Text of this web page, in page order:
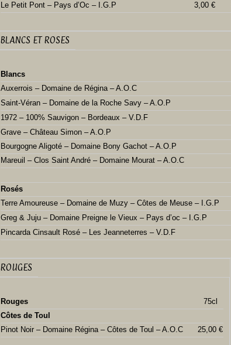
Le Petit Pont – Pays d’Oc – I.G.P
3,00 €
BLANCS ET ROSES
Blancs
Auxerrois – Domaine de Régina – A.O.C
Saint-Véran – Domaine de la Roche Savy – A.O.P
1972 – 100% Sauvigon – Bordeaux – V.D.F
Grave – Château Simon – A.O.P
Bourgogne Aligoté – Domaine Bony Gachot – A.O.P
Mareuil – Clos Saint André – Domaine Mourat – A.O.C
Rosés
Terre Amoureuse – Domaine de Muzy – Côtes de Meuse – I.G.P
Greg & Juju – Domaine Preigne le Vieux – Pays d’oc – I.G.P
Pincarda Cinsault Rosé – Les Jeanneterres – V.D.F
ROUGES
Rouges
75cl
Côtes de Toul
Pinot Noir – Domaine Régina – Côtes de Toul – A.O.C
25,00 €